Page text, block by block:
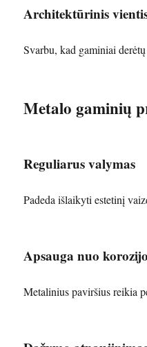
Architektūrinis
Svarbu, kad gaminiai
Metalo gaminių
Reguliarus valymas
Padeda išlaikyti estetinį
Apsauga nuo
Metalinius paviršius reikia